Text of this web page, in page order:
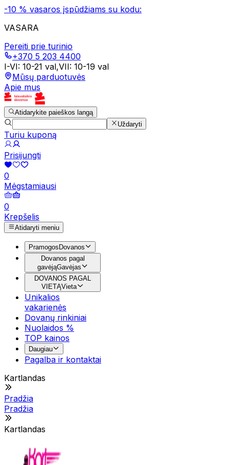
-10 % vasaros įspūdžiams su kodu:
VASARA
Pereiti prie turinio
+370 5 203 4400
I-VI: 10-21 val,VII: 10-19 val
Mūsų parduotuvės
Apie mus
Atidarykite paieškos langą
Uždaryti
Turiu kuponą
Prisijungti
0
Mėgstamiausi
0
Krepšelis
Atidaryti meniu
Pramogos Dovanos
Dovanos pagal
gavėjąGavėjas
DOVANOS PAGAL
VIETĄVieta
Unikalios
vakarienės
Dovanų rinkiniai
Nuolaidos %
TOP kainos
Daugiau
Pagalba ir kontaktai
Kartlandas
Pradžia
Pradžia
Kartlandas